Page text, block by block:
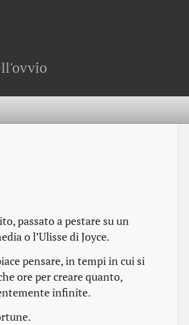
passato a pestare su un
o l’Ulisse di Joyce.
pensare, in tempi in cui si
ore per creare quanto,
infinite.